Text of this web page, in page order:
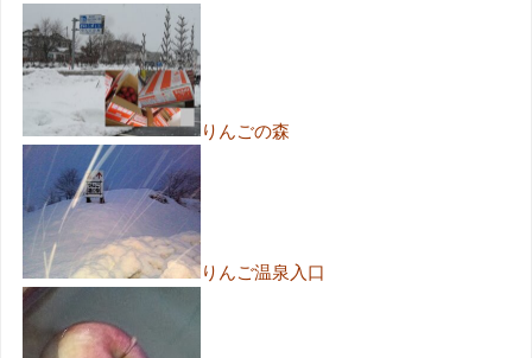
りんごの森
りんご温泉入口